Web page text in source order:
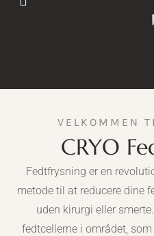
VELKOMMEN
CRYO
Fedtfrysning er en
metode til at reducere dine
uden kirurgi eller
fedtcellerne i området,